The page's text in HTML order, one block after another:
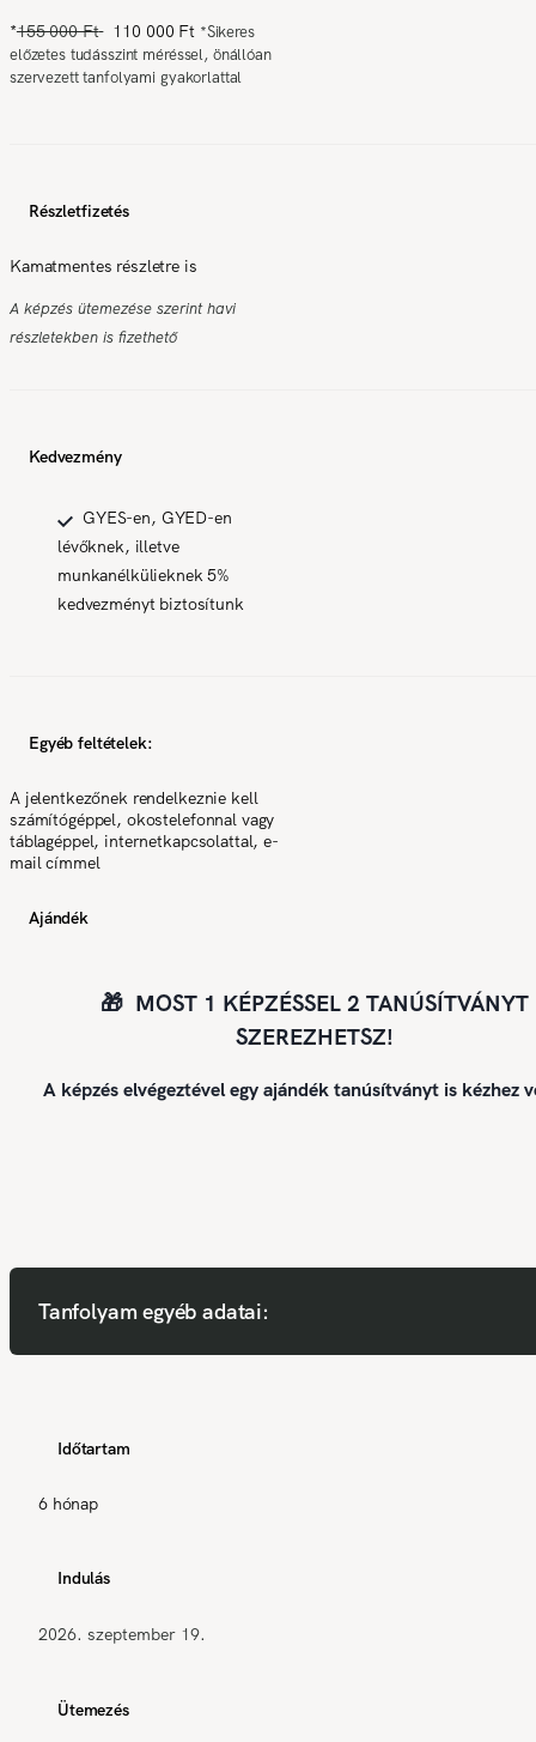
*155 000 Ft 110 000 Ft *Sikeres
előzetes tudásszint méréssel, önállóan
szervezett tanfolyami gyakorlattal
Részletfizetés
Kamatmentes részletre is
A képzés ütemezése szerint havi
részletekben is fizethető
Kedvezmény
GYES-en, GYED-en
lévőknek, illetve
munkanélkülieknek 5%
kedvezményt biztosítunk
Egyéb feltételek:
A jelentkezőnek rendelkeznie kell
számítógéppel, okostelefonnal vagy
táblagéppel, internetkapcsolattal, e-
mail címmel
Ajándék
🎁 MOST 1 KÉPZÉSSEL 2 TANÚSÍTVÁNYT
SZEREZHETSZ!
A képzés elvégeztével egy ajándék tanúsítványt is kézhez
Tanfolyam egyéb adatai:
Időtartam
6 hónap
Indulás
2026. szeptember 19.
Ütemezés